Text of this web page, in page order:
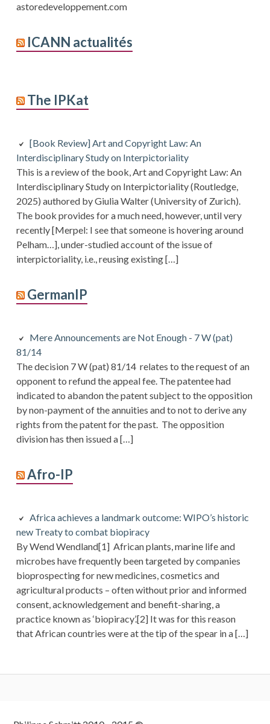
astoredeveloppement.com
ICANN actualités
The IPKat
[Book Review] Art and Copyright Law: An
Interdisciplinary Study on Interpictoriality
This is a review of the book, Art and Copyright Law: An
Interdisciplinary Study on Interpictoriality (Routledge,
2025) authored by Giulia Walter (University of Zurich).
The book provides for a much need, however, until very
recently [Merpel: I see that someone is hovering around
Pelham…], under-studied account of the issue of
interpictoriality, i.e., reusing existing […]
GermanIP
Mere Announcements are Not Enough - 7 W (pat)
81/14
The decision 7 W (pat) 81/14 relates to the request of an
opponent to refund the appeal fee. The patentee had
indicated to abandon the patent subject to the opposition
by non-payment of the annuities and to not to derive any
rights from the patent for the past. The opposition
division has then issued a […]
Afro-IP
Africa achieves a landmark outcome: WIPO’s historic
new Treaty to combat biopiracy
By Wend Wendland[1] African plants, marine life and
microbes have frequently been targeted by companies
bioprospecting for new medicines, cosmetics and
agricultural products – often without prior and informed
consent, acknowledgement and benefit-sharing, a
practice known as ‘biopiracy’.[2] It was for this reason
that African countries were at the tip of the spear in a […]